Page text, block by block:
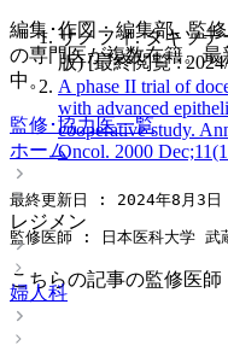
編集･作図：編集部､ 監
の専門医が複数在籍。
中。
監修･協力医一覧
ホーム
レジメン
婦人科
サノフィ. タキソ
版) [最終閲覧 :
A phase II trial of
with advanced
cooperative study.
Oncol. 2000
最終更新日 : 2024年8月3日
監修医師 : 日本医科大学 武
こちらの記事の監修医師